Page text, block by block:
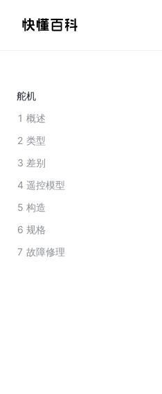
舵机
1 概述
2 类型
3 差别
4 遥控模型
5 构造
6 规格
7 故障修理